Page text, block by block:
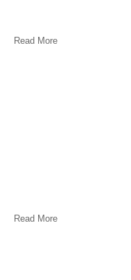
Read More
Read More